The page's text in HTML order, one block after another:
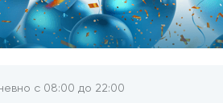
с 08:00 до 22:00